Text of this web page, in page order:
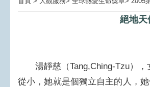
絕地
湯靜慈（Tang,Ching-Tzu），
從小，她就是個獨立自主的人，